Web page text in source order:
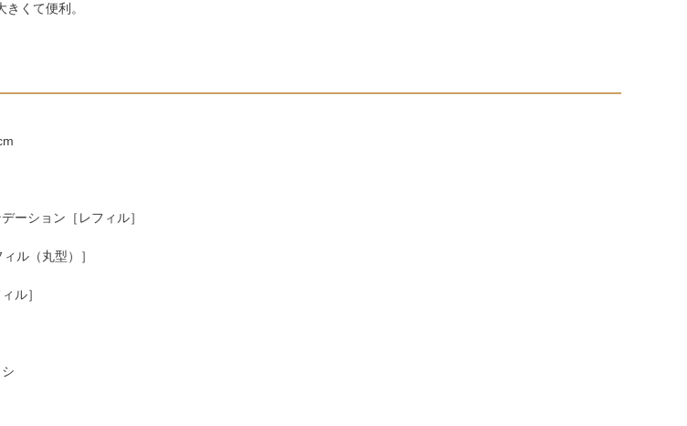
くて便利。
ーション［レフィル］
ル（丸型）］
ル］